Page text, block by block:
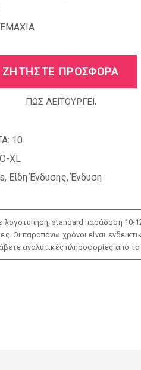
ΖΗΤΗΣΤΕ ΠΡΟΣΦΟΡΑ
ΠΩΣ ΛΕΙΤΟΥΡΓΕΙ;
10
XL
, Είδη Ένδυσης,Ένδυση
standard παράδοση 10-
Οι παραπάνω χρόνοι είναι
αναλυτικές πληροφορίες από